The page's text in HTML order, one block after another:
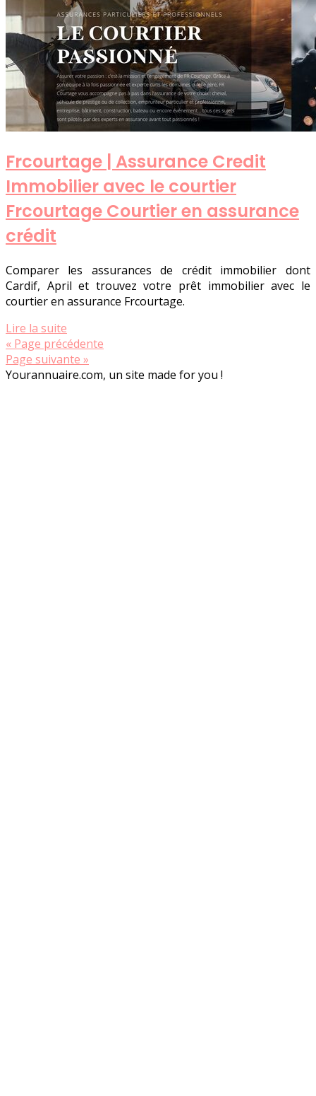
Frcourtage | Assurance Credit
Immobilier avec le courtier
Frcourtage Courtier en assurance
crédit
Comparer les assurances de crédit immobilier dont
Cardif, April et trouvez votre prêt immobilier avec le
courtier en assurance Frcourtage.
Lire la suite
« Page précédente
Page suivante »
Yourannuaire.com, un site made for you !